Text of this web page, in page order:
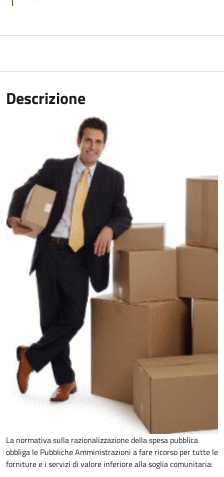
Descrizione
La normativa sulla razionalizzazione della spesa pubblica
obbliga le Pubbliche Amministrazioni a fare ricorso per tutte le
forniture e i servizi di valore inferiore alla soglia comunitaria: